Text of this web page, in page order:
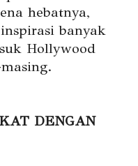
hebatnya,
banyak
Hollywood
DENGAN